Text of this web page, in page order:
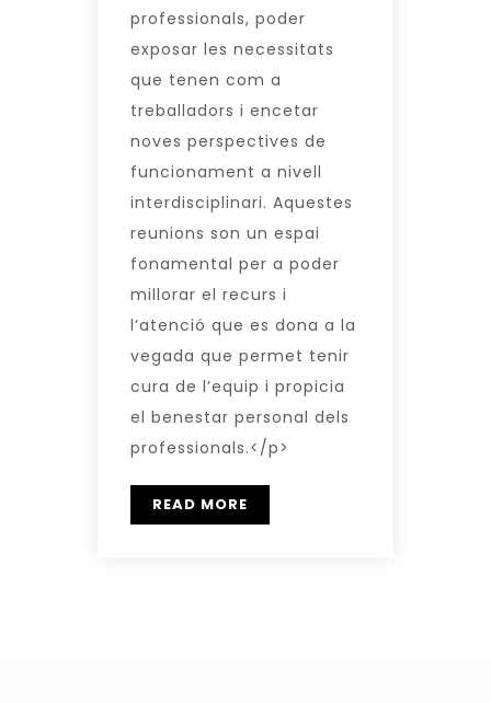
professionals, poder
exposar les necessitats
que tenen com a
treballadors i encetar
noves perspectives de
funcionament a nivell
interdisciplinari. Aquestes
reunions son un espai
fonamental per a poder
millorar el recurs i
l’atenció que es dona a la
vegada que permet tenir
cura de l’equip i propicia
el benestar personal dels
professionals.</p>
READ MORE